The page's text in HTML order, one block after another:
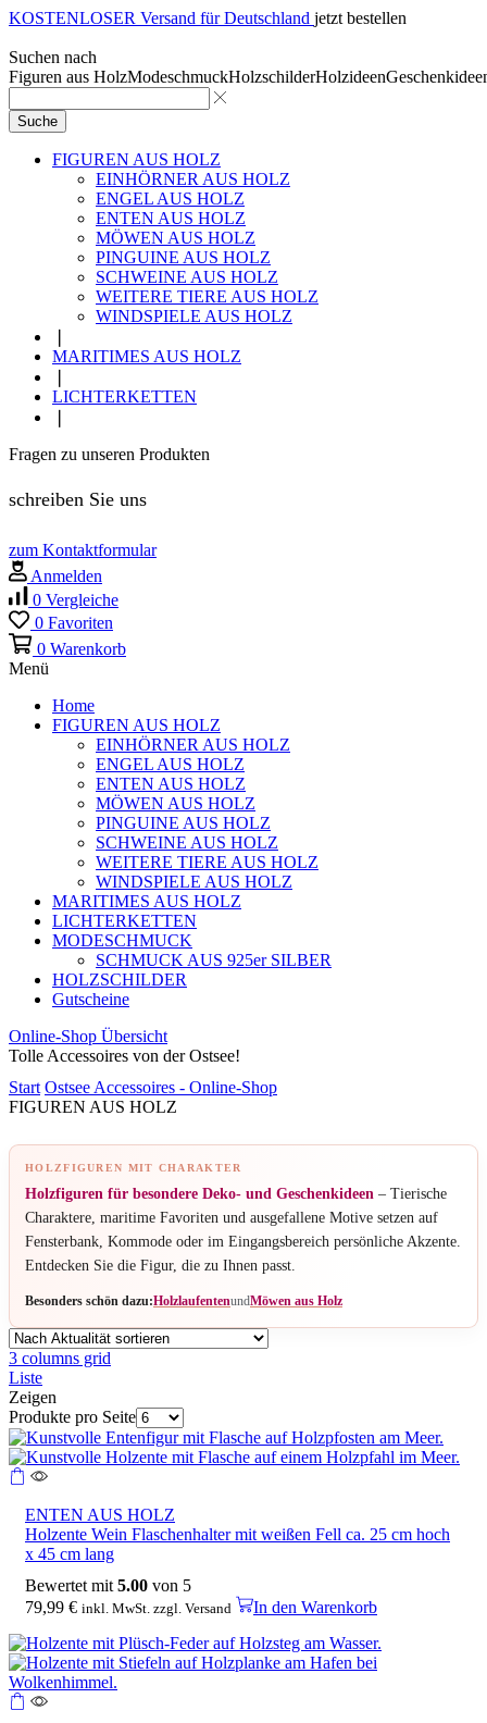
KOSTENLOSER Versand für Deutschland jetzt bestellen
Suchen nach
Figuren aus HolzModeschmuckHolzschilderHolzideen
Suche
FIGUREN AUS HOLZ
EINHÖRNER AUS HOLZ
ENGEL AUS HOLZ
ENTEN AUS HOLZ
MÖWEN AUS HOLZ
PINGUINE AUS HOLZ
SCHWEINE AUS HOLZ
WEITERE TIERE AUS HOLZ
WINDSPIELE AUS HOLZ
MARITIMES AUS HOLZ
LICHTERKETTEN
Fragen zu unseren Produkten
schreiben Sie uns
zum Kontaktformular
Anmelden
0 Vergleiche
0 Favoriten
0 Warenkorb
Menü
Home
FIGUREN AUS HOLZ
EINHÖRNER AUS HOLZ
ENGEL AUS HOLZ
ENTEN AUS HOLZ
MÖWEN AUS HOLZ
PINGUINE AUS HOLZ
SCHWEINE AUS HOLZ
WEITERE TIERE AUS HOLZ
WINDSPIELE AUS HOLZ
MARITIMES AUS HOLZ
LICHTERKETTEN
MODESCHMUCK
SCHMUCK AUS 925er SILBER
HOLZSCHILDER
Gutscheine
Online-Shop Übersicht
Tolle Accessoires von der Ostsee!
Start Ostsee Accessoires - Online-Shop
FIGUREN AUS HOLZ
HOLZFIGUREN MIT CHARAKTER
Holzfiguren für besondere Deko- und Geschenkideen – Tierische
Charaktere, maritime Favoriten und ausgefallene Motive setzen auf
Fensterbank, Kommode oder im Eingangsbereich persönliche Akzente.
Entdecken Sie die Figur, die zu Ihnen passt.
Besonders schön dazu:HolzlaufentenundMöwen aus Holz
3 columns grid
Liste
Zeigen
Produkte pro Seite
ENTEN AUS HOLZ
Holzente Wein Flaschenhalter mit weißen Fell ca. 25 cm hoch
x 45 cm lang
Bewertet mit5.00 von 5
79,99 € inkl. MwSt. zzgl. Versand In den Warenkorb